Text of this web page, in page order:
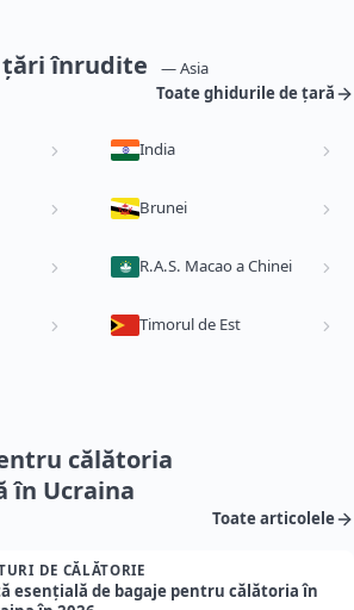
înrudite
— Asia
Toate ghidurile de țară
India
Brunei
R.A.S. Macao a Chinei
Timorul de Est
călătoria
în Ucraina
Toate articolele
DE CĂLĂTORIE
esențială de bagaje pentru călătoria în